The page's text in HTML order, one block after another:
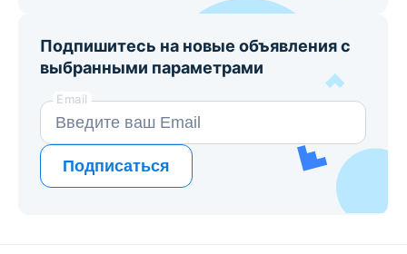
Подпишитесь на новые объявления с
выбранными параметрами
Email
Подписаться